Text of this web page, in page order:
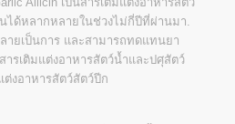
ด้หลากหลายในช่วงไม่กี่ปีที่ผ่านมา.
ายเป็นการ และสามารถทดแทนยา
รเติมแต่งอาหารสัตว์น้ำและปศุสัตว์
ต่งอาหารสัตว์สัตว์ปีก